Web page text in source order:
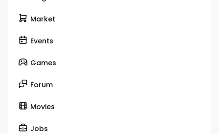
Market
Events
Games
Forum
Movies
Jobs